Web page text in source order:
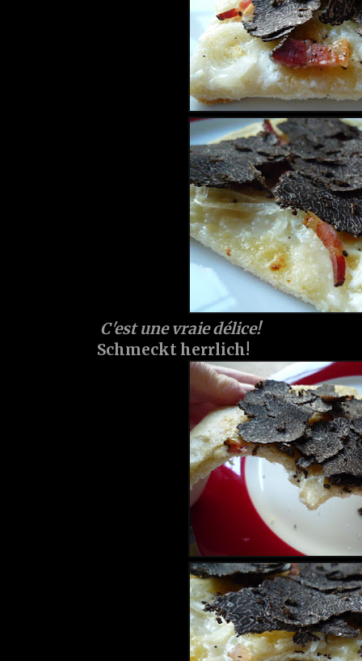
C'est une vraie délice!
Schmeckt herrlich!